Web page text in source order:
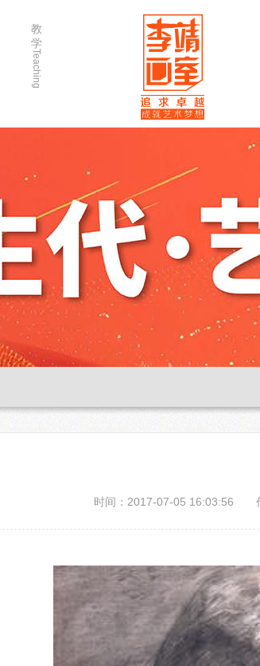
教
学
Teaching
微课堂
作品欣赏
出版书籍
时间：2017-07-05 16:03:56